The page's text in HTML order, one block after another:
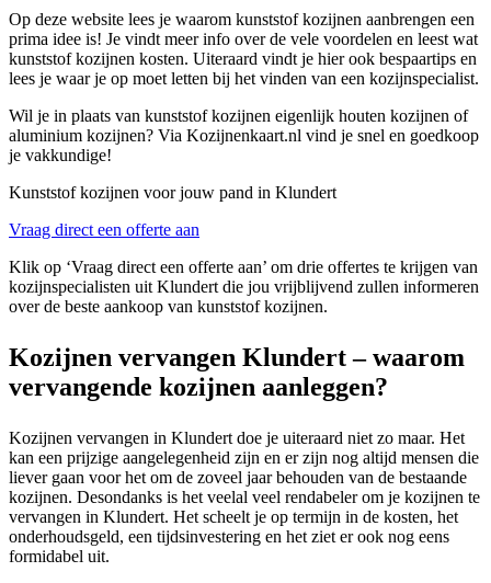
Op deze website lees je waarom kunststof kozijnen aanbrengen een
prima idee is! Je vindt meer info over de vele voordelen en leest wat
kunststof kozijnen kosten. Uiteraard vindt je hier ook bespaartips en
lees je waar je op moet letten bij het vinden van een kozijnspecialist.
Wil je in plaats van kunststof kozijnen eigenlijk houten kozijnen of
aluminium kozijnen? Via Kozijnenkaart.nl vind je snel en goedkoop
je vakkundige!
Kunststof kozijnen voor jouw pand in Klundert
Vraag direct een offerte aan
Klik op ‘Vraag direct een offerte aan’ om drie offertes te krijgen van
kozijnspecialisten uit Klundert die jou vrijblijvend zullen informeren
over de beste aankoop van kunststof kozijnen.
Kozijnen vervangen Klundert – waarom
vervangende kozijnen aanleggen?
Kozijnen vervangen in Klundert doe je uiteraard niet zo maar. Het
kan een prijzige aangelegenheid zijn en er zijn nog altijd mensen die
liever gaan voor het om de zoveel jaar behouden van de bestaande
kozijnen. Desondanks is het veelal veel rendabeler om je kozijnen te
vervangen in Klundert. Het scheelt je op termijn in de kosten, het
onderhoudsgeld, een tijdsinvestering en het ziet er ook nog eens
formidabel uit.